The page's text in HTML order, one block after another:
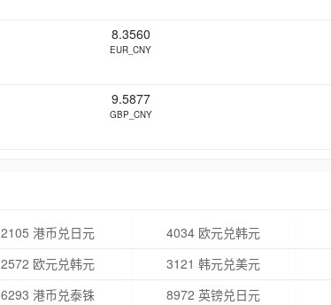
8.3560
EUR_CNY
9.5877
GBP_CNY
2105 港币兑日元 4034 欧元兑韩元
2572 欧元兑韩元 3121 韩元兑美元
6293 港币兑泰铢 8972 英镑兑日元